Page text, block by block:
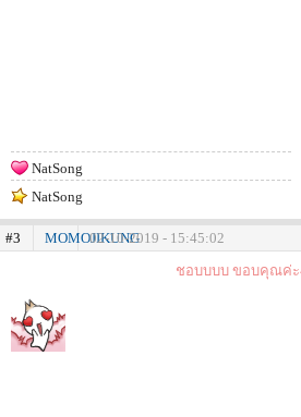
NatSong
NatSong
#3 MOMOJIKUNG
02-10-2019 - 15:45:02
ชอบบบบ ขอบคุณค่ะ